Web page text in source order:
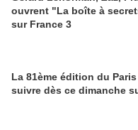
ouvrent "La boîte à
sur France 3
La 81ème édition du
suivre dès ce dimanche